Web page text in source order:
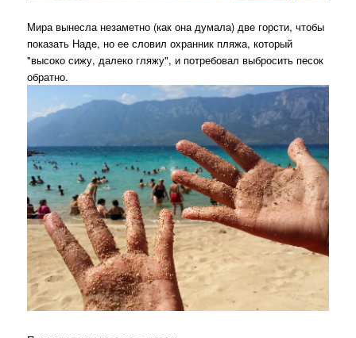
Мира вынесла незаметно (как она думала) две горсти, чтобы
показать Наде, но ее словил охранник пляжа, который
"высоко сижу, далеко гляжу", и потребовал выбросить песок
обратно.